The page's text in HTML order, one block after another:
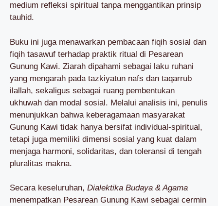
medium refleksi spiritual tanpa menggantikan prinsip
tauhid.
Buku ini juga menawarkan pembacaan fiqih sosial dan
fiqih tasawuf terhadap praktik ritual di Pesarean
Gunung Kawi. Ziarah dipahami sebagai laku ruhani
yang mengarah pada tazkiyatun nafs dan taqarrub
ilallah, sekaligus sebagai ruang pembentukan
ukhuwah dan modal sosial. Melalui analisis ini, penulis
menunjukkan bahwa keberagamaan masyarakat
Gunung Kawi tidak hanya bersifat individual-spiritual,
tetapi juga memiliki dimensi sosial yang kuat dalam
menjaga harmoni, solidaritas, dan toleransi di tengah
pluralitas makna.
Secara keseluruhan, Dialektika Budaya & Agama
menempatkan Pesarean Gunung Kawi sebagai cermin